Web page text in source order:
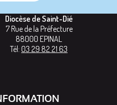
Diocèse de Saint-Dié
7 Rue de la Préfecture
88000 EPINAL
Tél: 03 29 82 21 63